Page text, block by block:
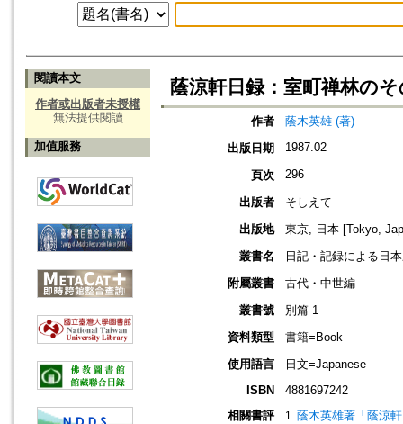
閱讀本文
作者或出版者未授權
無法提供閱讀
加值服務
蔭涼軒日録：室町禅林の
作者
蔭木英雄 (著)
出版日期
1987.02
頁次 296
出版者
そしえて
出版地
東京, 日本 [Tokyo,
叢書名
日記・記録による日
附屬叢書
古代・中世編
叢書號
別篇 1
資料類型
書籍=Book
使用語言
日文=Japanese
ISBN
4881697242
相關書評
蔭木英雄著「蔭涼